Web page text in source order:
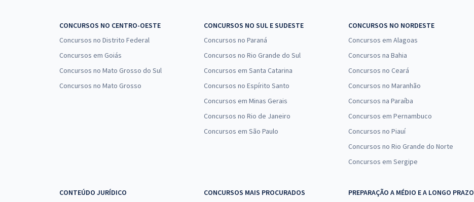
CONCURSOS NO CENTRO-OESTE
Concursos no Distrito Federal
Concursos em Goiás
Concursos no Mato Grosso do Sul
Concursos no Mato Grosso
CONCURSOS NO SUL E SUDESTE
Concursos no Paraná
Concursos no Rio Grande do Sul
Concursos em Santa Catarina
Concursos no Espírito Santo
Concursos em Minas Gerais
Concursos no Rio de Janeiro
Concursos em São Paulo
CONCURSOS NO NORDESTE
Concursos em Alagoas
Concursos na Bahia
Concursos no Ceará
Concursos no Maranhão
Concursos na Paraíba
Concursos em Pernambuco
Concursos no Piauí
Concursos no Rio Grande do Norte
Concursos em Sergipe
CONTEÚDO JURÍDICO
CONCURSOS MAIS PROCURADOS
PREPARAÇÃO A MÉDIO E A LONGO PRAZO